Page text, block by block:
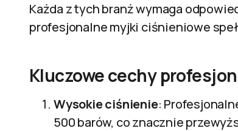
Każda z tych branż wymaga
profesjonalne myjki ciśnieniowe
Kluczowe cechy
Wysokie ciśnienie:
500 barów, co znacznie